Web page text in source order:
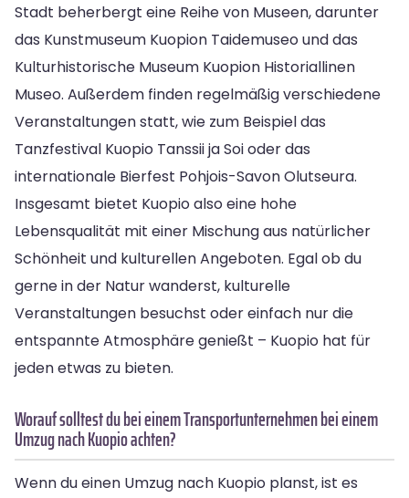
Stadt beherbergt eine Reihe von Museen, darunter
das Kunstmuseum Kuopion Taidemuseo und das
Kulturhistorische Museum Kuopion Historiallinen
Museo. Außerdem finden regelmäßig verschiedene
Veranstaltungen statt, wie zum Beispiel das
Tanzfestival Kuopio Tanssii ja Soi oder das
internationale Bierfest Pohjois-Savon Olutseura.
Insgesamt bietet Kuopio also eine hohe
Lebensqualität mit einer Mischung aus natürlicher
Schönheit und kulturellen Angeboten. Egal ob du
gerne in der Natur wanderst, kulturelle
Veranstaltungen besuchst oder einfach nur die
entspannte Atmosphäre genießt – Kuopio hat für
jeden etwas zu bieten.
Worauf solltest du bei einem Transportunternehmen bei einem
Umzug nach Kuopio achten?
Wenn du einen Umzug nach Kuopio planst, ist es